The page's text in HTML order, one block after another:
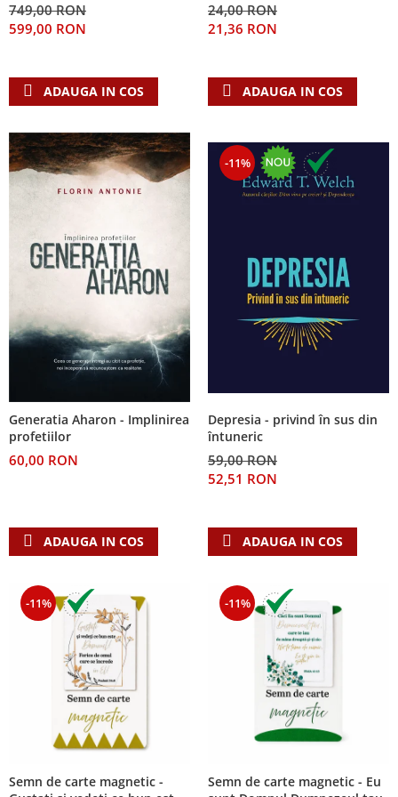
Teologie
Dogmatica
Misiune
Viata crestina
Contemporaneitate
Diverse
Lupta Spirituala
Schimbarea caracterului
Suferinta
Viata din belsug
Viata de zi cu zi
Despre afaceri
Dezvoltare personala
749,00 RON
599,00 RON
ADAUGA IN COS
24,00 RON
21,36 RON
ADAUGA IN COS
Generatia Aharon - Implinirea
profetiilor
60,00 RON
ADAUGA IN COS
-11%
Depresia - privind în sus din
întuneric
59,00 RON
52,51 RON
ADAUGA IN COS
-11%
Semn de carte magnetic -
-11%
Semn de carte magnetic - Eu